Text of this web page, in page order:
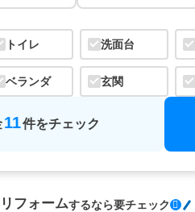
トイレ 洗面台
ベランダ 玄関
11件をチェック
フォームするなら要チェック